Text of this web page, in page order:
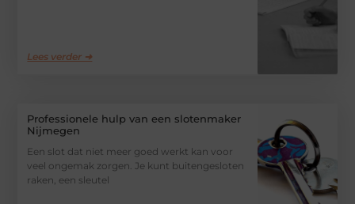
Lees verder ➜
Professionele hulp van een slotenmaker
Nijmegen
Een slot dat niet meer goed werkt kan voor
veel ongemak zorgen. Je kunt buitengesloten
raken, een sleutel